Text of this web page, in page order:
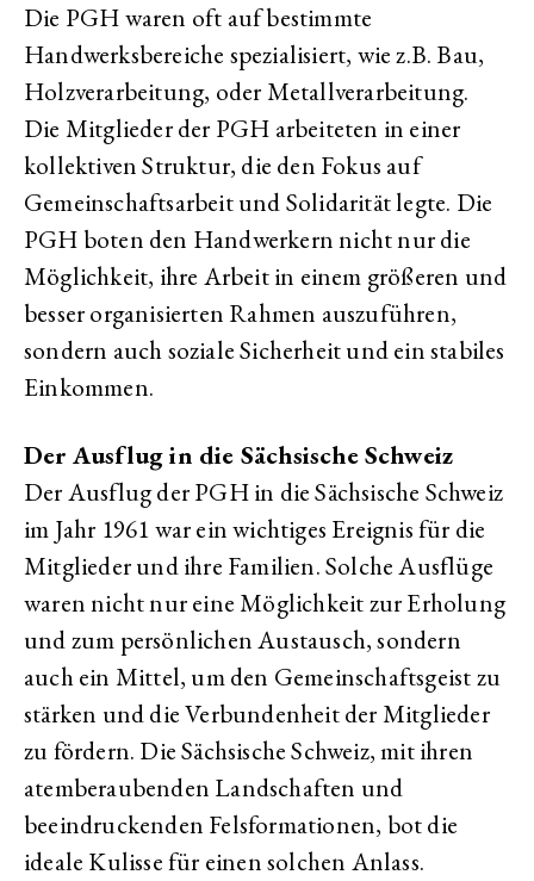
Die PGH waren oft auf bestimmte
Handwerksbereiche spezialisiert, wie z.B. Bau,
Holzverarbeitung, oder Metallverarbeitung.
Die Mitglieder der PGH arbeiteten in einer
kollektiven Struktur, die den Fokus auf
Gemeinschaftsarbeit und Solidarität legte. Die
PGH boten den Handwerkern nicht nur die
Möglichkeit, ihre Arbeit in einem größeren und
besser organisierten Rahmen auszuführen,
sondern auch soziale Sicherheit und ein stabiles
Einkommen.
Der Ausflug in die Sächsische Schweiz
Der Ausflug der PGH in die Sächsische Schweiz
im Jahr 1961 war ein wichtiges Ereignis für die
Mitglieder und ihre Familien. Solche Ausflüge
waren nicht nur eine Möglichkeit zur Erholung
und zum persönlichen Austausch, sondern
auch ein Mittel, um den Gemeinschaftsgeist zu
stärken und die Verbundenheit der Mitglieder
zu fördern. Die Sächsische Schweiz, mit ihren
atemberaubenden Landschaften und
beeindruckenden Felsformationen, bot die
ideale Kulisse für einen solchen Anlass.